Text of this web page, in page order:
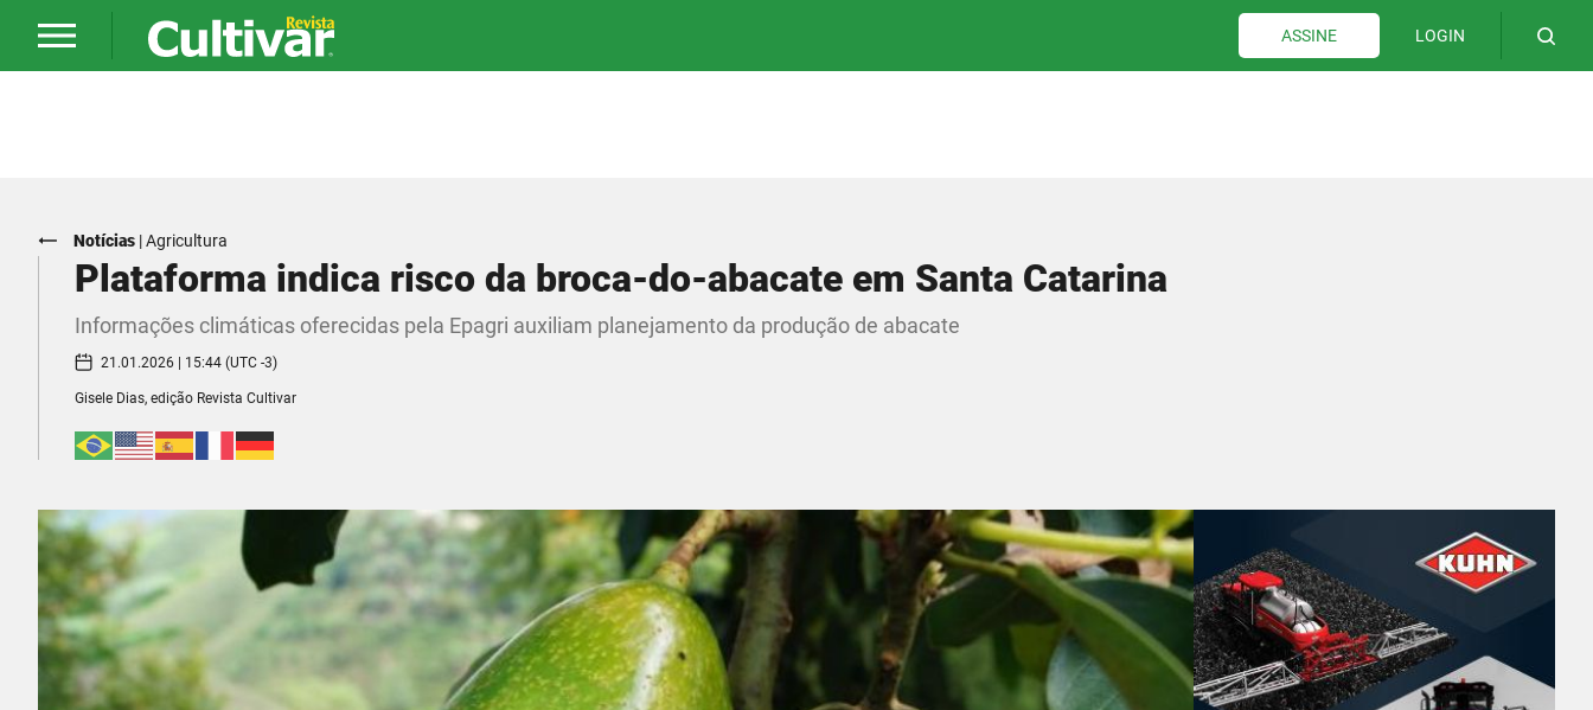
ASSINE LOGIN
Notícias |Agricultura
Plataforma indica risco da broca-do-abacate em Santa Catarina
Informações climáticas oferecidas pela Epagri auxiliam planejamento da produção de abacate
21.01.2026 | 15:44 (UTC -3)
Gisele Dias, edição Revista Cultivar